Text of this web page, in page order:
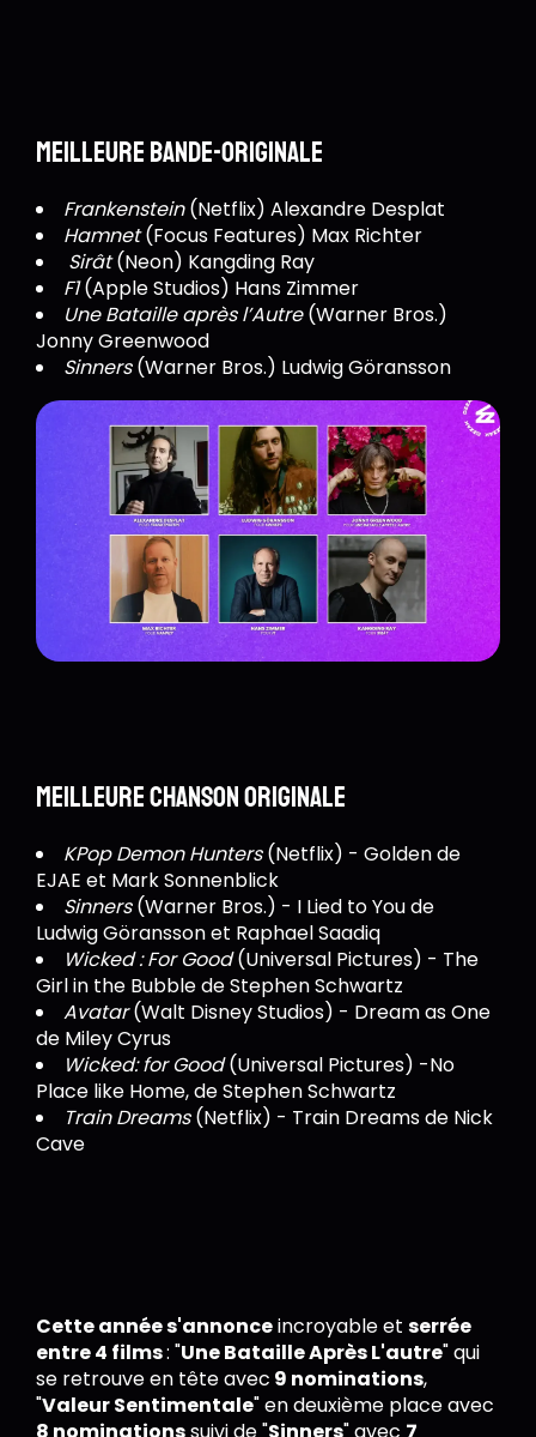
Meilleure bande-originale
Frankenstein(Netflix) Alexandre Desplat
Hamnet(Focus Features) Max Richter
Sirât(Neon) Kangding Ray
F1(Apple Studios) Hans Zimmer
Une Bataille après l’Autre(Warner Bros.)
Jonny Greenwood
Sinners(Warner Bros.) Ludwig Göransson
Meilleure chanson originale
KPop Demon Hunters(Netflix) - Golden de
EJAE et Mark Sonnenblick
Sinners(Warner Bros.) - I Lied to You de
Ludwig Göransson et Raphael Saadiq
Wicked : For Good(Universal Pictures) - The
Girl in the Bubble de Stephen Schwartz
Avatar(Walt Disney Studios) - Dream as One
de Miley Cyrus
Wicked: for Good(Universal Pictures) -No
Place like Home, de Stephen Schwartz
Train Dreams(Netflix) - Train Dreams de Nick
Cave
Cette année s'annonceincroyable et serrée
entre 4 films: "Une Bataille Après L'autre" qui
se retrouve en tête avec 9 nominations,
"Valeur Sentimentale" en deuxième place avec
8 nominationssuivi de "Sinners" avec 7